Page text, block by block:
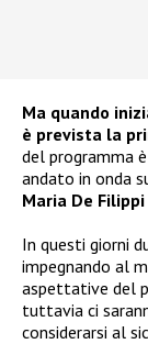
Ma quando
è prevista la
del programma
andato in onda
Maria De Filippi
In questi giorni
impegnando al
aspettative del
tuttavia ci
considerarsi al